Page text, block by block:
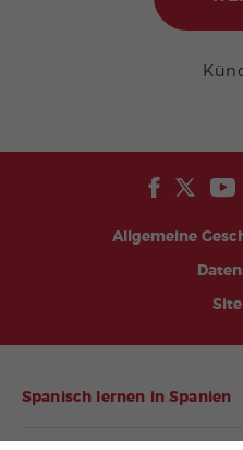
Allgemeine
Spanisch lernen in Spanien